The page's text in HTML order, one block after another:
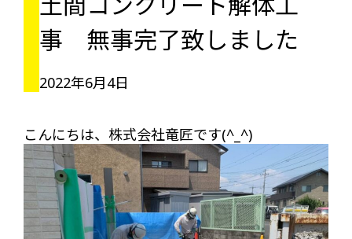
事 無事完了致しました
2022年6月4日
こんにちは、株式会社竜匠です(^_^)